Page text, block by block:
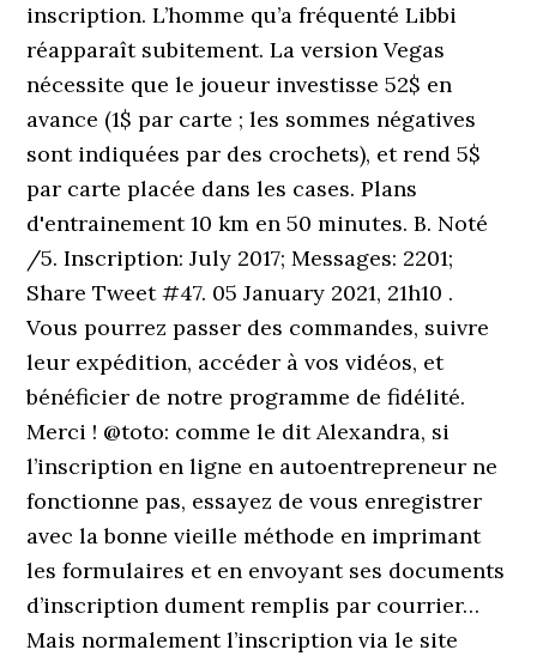
inscription. L’homme qu’a fréquenté Libbi
réapparaît subitement. La version Vegas
nécessite que le joueur investisse 52$ en
avance (1$ par carte ; les sommes négatives
sont indiquées par des crochets), et rend 5$
par carte placée dans les cases. Plans
d'entrainement 10 km en 50 minutes. B. Noté
/5. Inscription: July 2017; Messages: 2201;
Share Tweet #47. 05 January 2021, 21h10 .
Vous pourrez passer des commandes, suivre
leur expédition, accéder à vos vidéos, et
bénéficier de notre programme de fidélité.
Merci ! @toto: comme le dit Alexandra, si
l’inscription en ligne en autoentrepreneur ne
fonctionne pas, essayez de vous enregistrer
avec la bonne vieille méthode en imprimant
les formulaires et en envoyant ses documents
d’inscription dument remplis par courrier…
Mais normalement l’inscription via le site